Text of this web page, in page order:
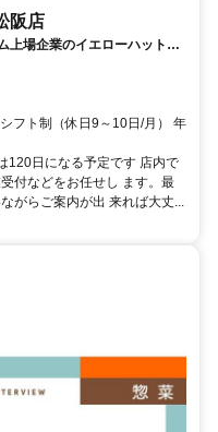
阪店
上場企業のイエローハットで
／店舗総合職
フト制（休日9～10日/月） 年
120日になる予定です 店内で
付などをお任せし ます。最
がらご案内が出 来れば大丈...